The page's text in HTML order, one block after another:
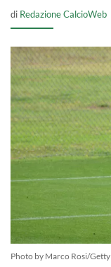
di Redazione CalcioWeb
Photo by Marco Rosi/Getty